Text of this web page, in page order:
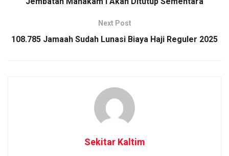
Next Post
108.785 Jamaah Sudah Lunasi Biaya Haji Reguler 2025
Sekitar Kaltim